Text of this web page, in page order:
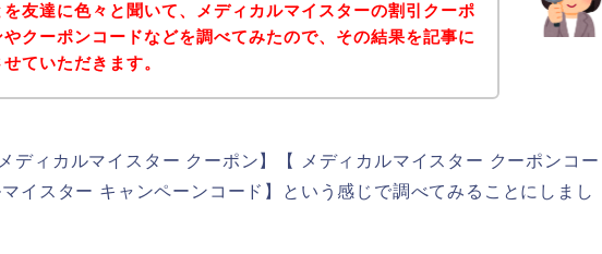
を友達に色々と聞いて、メディカルマイスターの割引クーポ
やクーポンコードなどを調べてみたので、その結果を記事に
せていただきます。
ディカルマイスター クーポン】【 メディカルマイスター クーポンコー
イスター キャンペーンコード】という感じで調べてみることにしまし